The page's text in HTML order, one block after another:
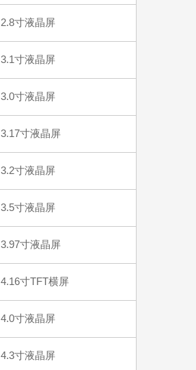
2.8寸液晶屏
3.1寸液晶屏
3.0寸液晶屏
3.17寸液晶屏
3.2寸液晶屏
3.5寸液晶屏
3.97寸液晶屏
4.16寸TFT横屏
4.0寸液晶屏
4.3寸液晶屏